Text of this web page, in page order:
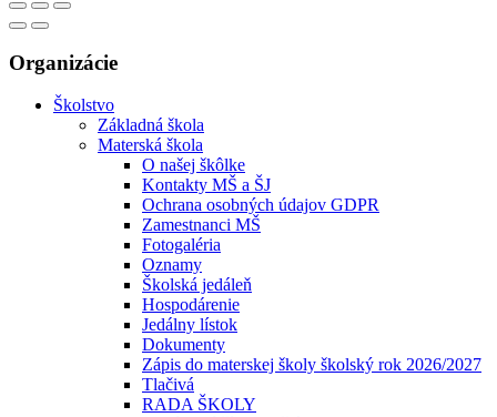
Organizácie
Školstvo
Základná škola
Materská škola
O našej škôlke
Kontakty MŠ a ŠJ
Ochrana osobných údajov GDPR
Zamestnanci MŠ
Fotogaléria
Oznamy
Školská jedáleň
Hospodárenie
Jedálny lístok
Dokumenty
Zápis do materskej školy školský rok 2026/2027
Tlačivá
RADA ŠKOLY